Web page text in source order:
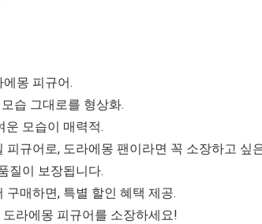
몽 피규어.
습 그대로를 형상화.
운 모습이 매력적.
규어로, 도라에몽 팬이라면 꼭 소장하고 싶
질이 보장됩니다.
매하면, 특별 할인 혜택 제공.
라에몽 피규어를 소장하세요!